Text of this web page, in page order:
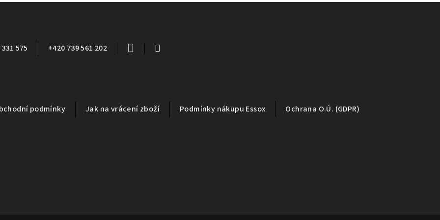
575 +420 739 561 202
podmínky Jak na vrácení zboží Podmínky nákupu Essox Ochrana O.Ú. (GDPR)